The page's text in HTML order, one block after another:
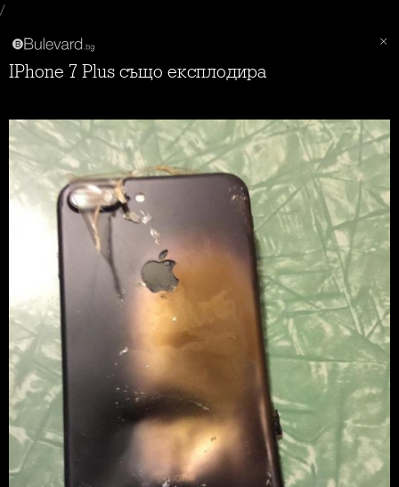
/
iPhone 7 Plus също експлодира